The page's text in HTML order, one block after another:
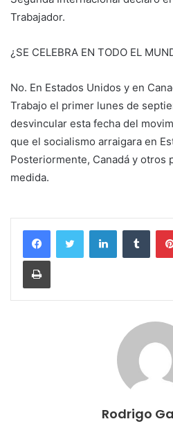
Trabajador.
¿SE CELEBRA EN TODO EL
No. En Estados Unidos y en
Trabajo el primer lunes de
desvincular esta fecha del
que el socialismo arraigara en
Posteriormente, Canadá y otros
medida.
Rodrigo